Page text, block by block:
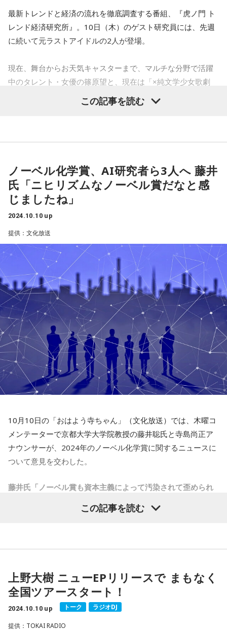
最新トレンドと経済の流れを徹底調査する番組、『虎ノ門 ト
レンド経済研究所』。10日（木）のゲスト研究員には、先週
に続いて元ラストアイドルの2人が登場。
現在、舞台からお天気キャスターまで、マルチな分野で活躍
中のタレント・女優の篠原望と、現在は「×純文学少女歌劇
団」桃園モモとしても活動をしている "ラーメン大好き娘" 高
橋みのりが、ラジオNIKKEIのスタジオからお送りします。
げられている「最低賃金」ですが、その背景と効果、注意点
のほか、今後の見通しなどについて、ゲスト研究員が詳しく
調査・報告します。
「のんわれマイトレンド！」では、今回のゲスト研究員「の
ん」こと篠原望と、「われ」こと高橋みのりが、今、ハマっ
ている「マイトレンド」を大公開！ 2人が熱く語る意外なト
レンドとは？
このほか、篠原望が出演する舞台「けものフレンズ」JAPARI
STAGE！～きみのあしおとがまたきこえた～（11/8～17 ＠
品川プリンスホテル クラブeX）、高橋みのりが出演する舞台
「舞台「放課後のファラソド」（11/13～17 ＠テアトル
BONBON）など、今後のイベントスケジュールについても詳
しくお知らせいたします。解説は、日本経済新聞編集委員の
鈴木亮、進行はフリーアナウンサーの栗林さみ。
この記事を読む
ノーベル化学賞、AI研究者ら3人へ 藤井
氏「ニヒリズムなノーベル賞だなと感
じましたね」
2024.10.10 up
提供：文化放送
10月10日の「おはよう寺ちゃん」（文化放送）では、木曜コ
メンテーターで京都大学大学院教授の藤井聡氏と寺島尚正ア
ナウンサーが、2024年のノーベル化学賞に関するニュースに
ついて意見を交わした。
藤井氏「ノーベル賞も資本主義によって汚染されて歪められ
ームのジョン・ジャンパー氏の3人を選んだと発表した。
ハサビス氏とジャンパー氏は「アルファフォールド」と呼ば
れるAI＝人工知能モデルを開発した。たんぱく質は種類の異
この記事を読む
上野大樹 ニューEPリリースで まもなく
全国ツアースタート！
2024.10.10 up トーク ラジオDJ
提供：TOKAI RADIO